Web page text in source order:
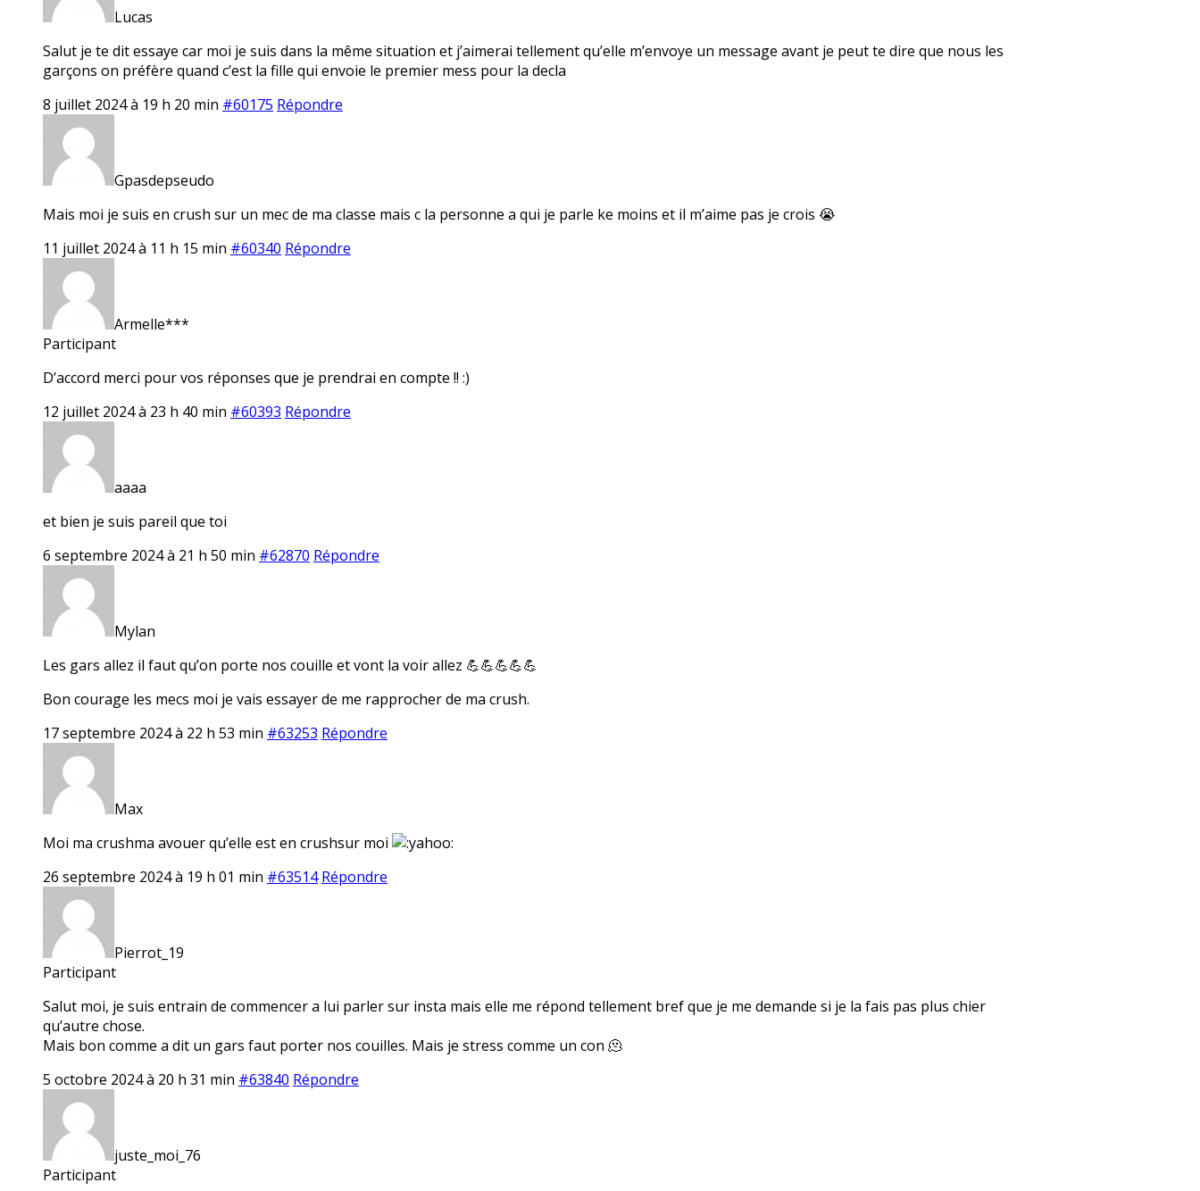
Lucas
Salut je te dit essaye car moi je suis dans la même situation et j’aimerai tellement qu’elle m’envoye un message avant je peut te dire que nous les
garçons on préfère quand c’est la fille qui envoie le premier mess pour la decla
8 juillet 2024 à 19 h 20 min #60175 Répondre
Gpasdepseudo
Mais moi je suis en crush sur un mec de ma classe mais c la personne a qui je parle ke moins et il m’aime pas je crois 😭
11 juillet 2024 à 11 h 15 min #60340 Répondre
Armelle***
Participant
D’accord merci pour vos réponses que je prendrai en compte !! :)
12 juillet 2024 à 23 h 40 min #60393 Répondre
aaaa
et bien je suis pareil que toi
6 septembre 2024 à 21 h 50 min #62870 Répondre
Mylan
Les gars allez il faut qu’on porte nos couille et vont la voir allez 💪💪💪💪💪
Bon courage les mecs moi je vais essayer de me rapprocher de ma crush.
17 septembre 2024 à 22 h 53 min #63253 Répondre
Max
Moi ma crushma avouer qu’elle est en crushsur moi
26 septembre 2024 à 19 h 01 min #63514 Répondre
Pierrot_19
Participant
Salut moi, je suis entrain de commencer a lui parler sur insta mais elle me répond tellement bref que je me demande si je la fais pas plus chier
qu’autre chose.
Mais bon comme a dit un gars faut porter nos couilles. Mais je stress comme un con 🫠
5 octobre 2024 à 20 h 31 min #63840 Répondre
juste_moi_76
Participant